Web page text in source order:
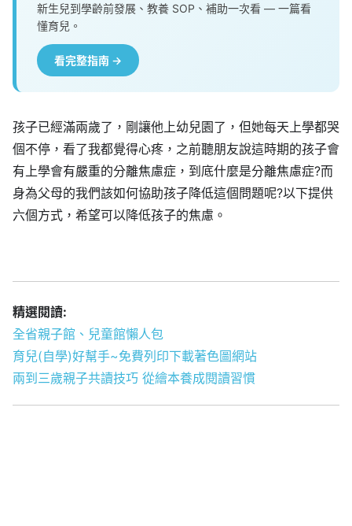
新生兒到學齡前發展、教養 SOP、補助一次看 — 一篇看
懂育兒。
看完整指南 →
孩子已經滿兩歲了，剛讓他上幼兒園了，但她每天上學都哭
個不停，看了我都覺得心疼，之前聽朋友說這時期的孩子會
有上學會有嚴重的分離焦慮症，到底什麼是分離焦慮症?而
身為父母的我們該如何協助孩子降低這個問題呢?以下提供
六個方式，希望可以降低孩子的焦慮。
精選閱讀:
全省親子館、兒童館懶人包
育兒(自學)好幫手~免費列印下載著色圖網站
兩到三歲親子共讀技巧 從繪本養成閱讀習慣